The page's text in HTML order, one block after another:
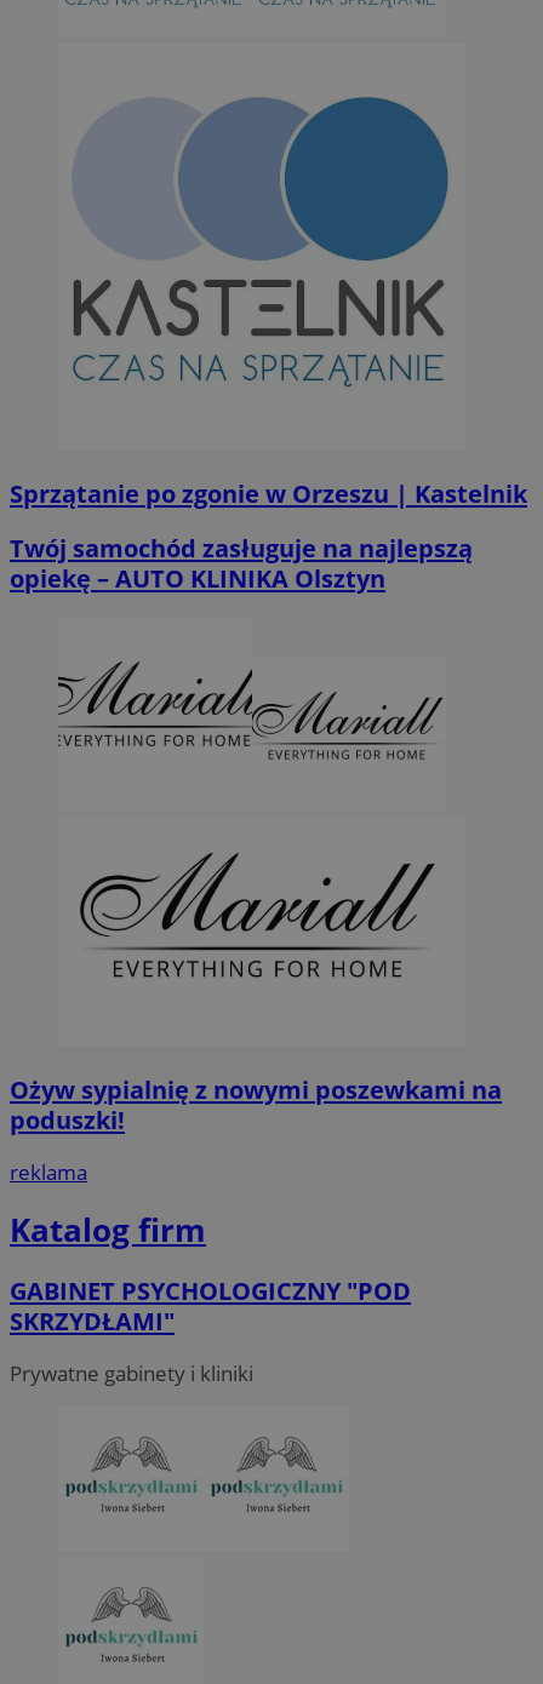
Sprzątanie po zgonie w Orzeszu | Kastelnik
Twój samochód zasługuje na najlepszą
opiekę – AUTO KLINIKA Olsztyn
Ożyw sypialnię z nowymi poszewkami na
poduszki!
reklama
Katalog firm
GABINET PSYCHOLOGICZNY "POD
SKRZYDŁAMI"
Prywatne gabinety i kliniki